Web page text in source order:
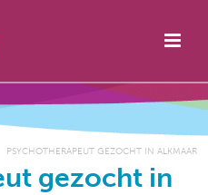
PSYCHOTHERAPEUT GEZOCHT IN ALKMAAR
gezocht in